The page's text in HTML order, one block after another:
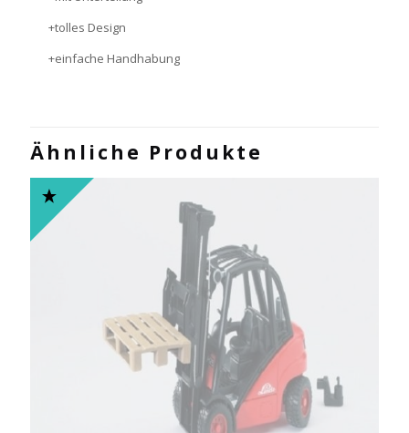
+tolles Design
+einfache Handhabung
Ähnliche Produkte